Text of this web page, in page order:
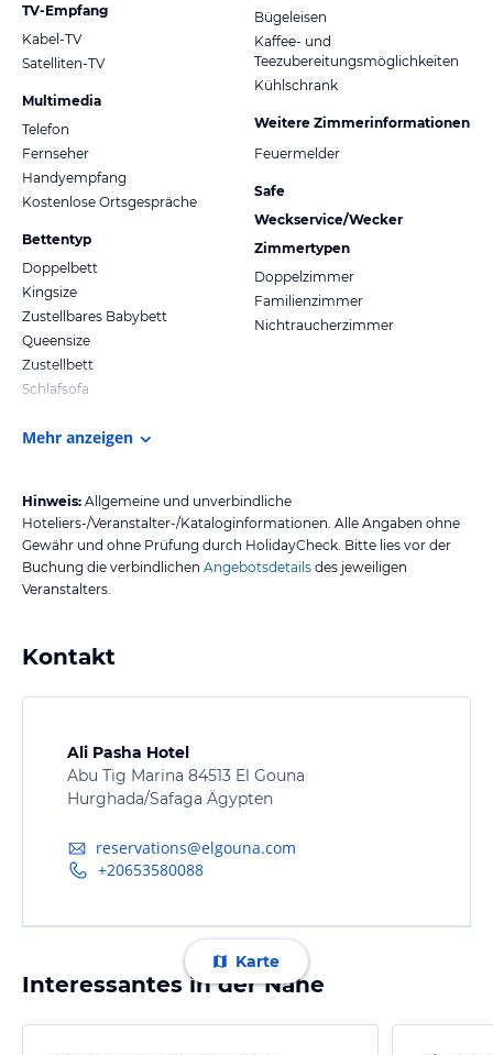
TV-Empfang
Kabel-TV
Satelliten-TV
Multimedia
Telefon
Fernseher
Handyempfang
Kostenlose Ortsgespräche
Bettentyp
Doppelbett
Kingsize
Zustellbares Babybett
Queensize
Zustellbett
Schlafsofa
Bügeleisen
Kaffee- und
Teezubereitungsmöglichkeiten
Kühlschrank
Weitere Zimmerinformationen
Feuermelder
Safe
Weckservice/Wecker
Zimmertypen
Doppelzimmer
Familienzimmer
Nichtraucherzimmer
Mehr anzeigen
Hinweis: Allgemeine und unverbindliche
Hoteliers-/Veranstalter-/Kataloginformationen. Alle Angaben ohne
Gewähr und ohne Prüfung durch HolidayCheck. Bitte lies vor der
Buchung die verbindlichen Angebotsdetails des jeweiligen
Veranstalters.
Kontakt
Ali Pasha Hotel
Abu Tig Marina 84513 El Gouna
Hurghada/Safaga Ägypten
reservations@elgouna.com
+20653580088
Karte
Interessantes in der Nähe